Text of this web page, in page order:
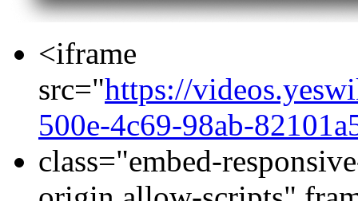
<iframe
src="https://
500e-4c69-98ab-
class="embed-